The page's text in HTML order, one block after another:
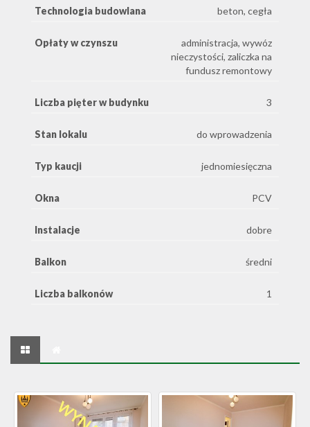
Technologia budowlana beton, cegła
Opłaty w czynszu
administracja, wywóz
nieczystości, zaliczka na
fundusz remontowy
Liczba pięter w budynku 3
Stan lokalu do wprowadzenia
Typ kaucji jednomiesięczna
Okna PCV
Instalacje dobre
Balkon średni
Liczba balkonów 1